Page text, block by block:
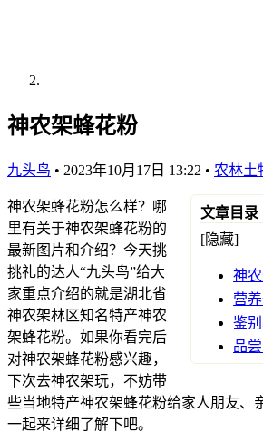
神农架蜂花粉
九头鸟 • 2023年10月17日 13:22 • 农林土
文章目录
[隐藏]
神
营
鉴
品
神农架蜂花粉怎么样？哪
里有关于神农架蜂花粉的
最新图片和介绍？今天挑
挑礼的达人“九头鸟”给大
家重点介绍的就是湖北省
神农架林区知名特产神农
架蜂花粉。如果你看完后
对神农架蜂花粉感兴趣，
下次去神农架玩，不妨带
些当地特产神农架蜂花粉给家人朋友、
一起来详细了解下吧。